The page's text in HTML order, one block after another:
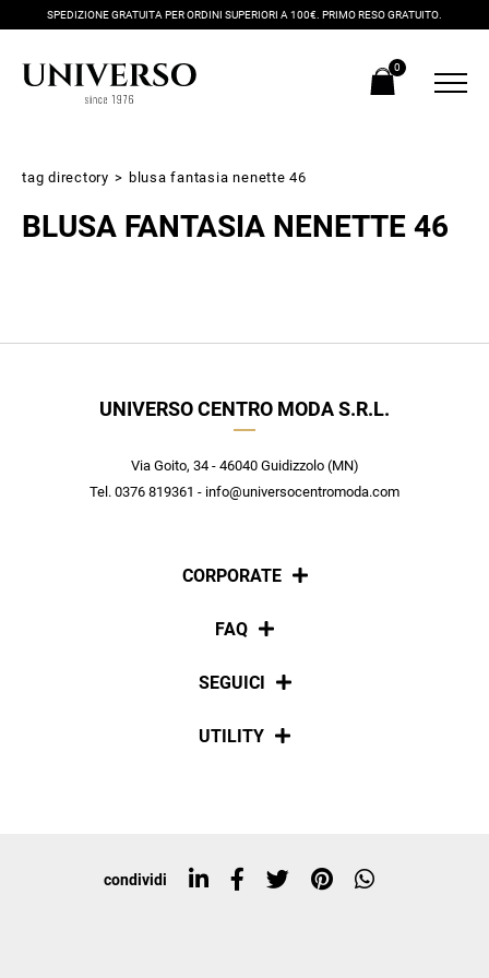
SPEDIZIONE GRATUITA PER ORDINI SUPERIORI A 100€. PRIMO RESO GRATUITO.
0
tag directory > blusa fantasia nenette 46
BLUSA FANTASIA NENETTE 46
UNIVERSO CENTRO MODA S.R.L.
Via Goito, 34 - 46040 Guidizzolo (MN)
Tel. 0376 819361 - info@universocentromoda.com
CORPORATE
Chi siamo
FAQ
Pagamenti
SEGUICI
Social
UTILITY
Top ricerche
condividi
Ricevi subito il tuo promocode con lo sconto del 20% su tutti i
nuovi arrivi utilizzabile anche in negozio!
scopri in anteprima le offerte in esclusiva a te riservate.